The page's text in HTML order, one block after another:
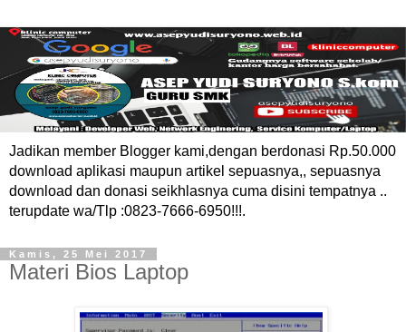
Jadikan member Blogger kami,dengan berdonasi Rp.50.000
download aplikasi maupun artikel sepuasnya,, sepuasnya
download dan donasi seikhlasnya cuma disini tempatnya ..
terupdate wa/Tlp :0823-7666-6950!!!.
Kamis, 25 Mei 2017
Materi Bios Laptop